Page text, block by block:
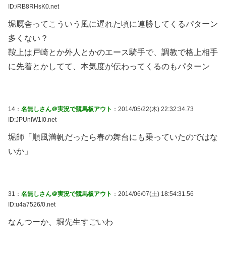
ID:/RB8RHsK0.net
堀厩舎ってこういう風に遅れた頃に連勝してくるパターン
多くない？
鞍上は戸崎とか外人とかのエース騎手で、調教で格上相手
に先着とかしてて、本気度が伝わってくるのもパターン
14： 名無しさん＠実況で競馬板アウト ：2014/05/22(木) 22:32:34.73
ID:JPUniW1I0.net
堀師「順風満帆だったら春の舞台にも乗っていたのではな
いか」
31： 名無しさん＠実況で競馬板アウト ：2014/06/07(土) 18:54:31.56
ID:u4a7526/0.net
なんつーか、堀先生すごいわ